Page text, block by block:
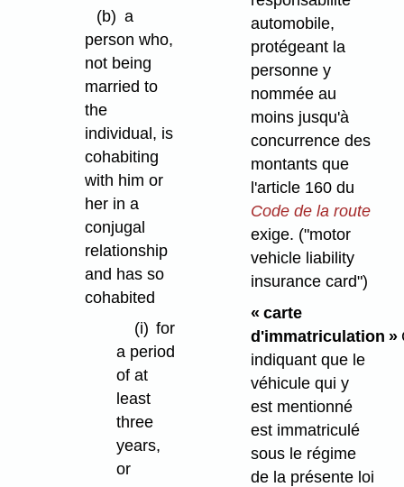
(b) a
person who,
not being
married to
the
individual, is
cohabiting
with him or
her in a
conjugal
relationship
and has so
cohabited
(i) for
a period
of at
least
three
years,
or
automobile,
protégeant la
personne y
nommée au
moins jusqu'à
concurrence des
montants que
l'article 160 du
Code de la route
exige. ("motor
vehicle liability
insurance card")
« carte
d'immatriculation »
indiquant que le
véhicule qui y
est mentionné
est immatriculé
sous le régime
de la présente loi